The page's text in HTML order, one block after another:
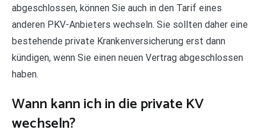
abgeschlossen, können Sie auch in den Tarif eines
anderen PKV-Anbieters wechseln. Sie sollten daher eine
bestehende private Krankenversicherung erst dann
kündigen, wenn Sie einen neuen Vertrag abgeschlossen
haben.
Wann kann ich in die private KV
wechseln?